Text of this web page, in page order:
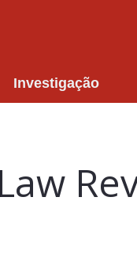
Investigação